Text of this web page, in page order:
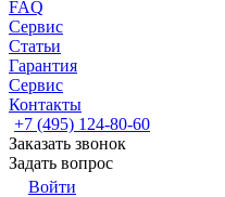
FAQ
Сервис
Статьи
Гарантия
Сервис
Контакты
+7 (495) 124-80-60
Заказать звонок
Задать вопрос
Войти